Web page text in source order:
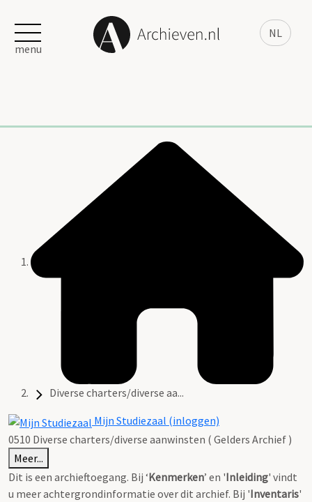
NL
menu
Diverse charters/diverse aa...
Mijn Studiezaal (inloggen)
0510 Diverse charters/diverse aanwinsten ( Gelders Archief )
Meer...
Dit is een archieftoegang. Bij ‘Kenmerken’ en 'Inleiding' vindt
u meer achtergrondinformatie over dit archief. Bij 'Inventaris'